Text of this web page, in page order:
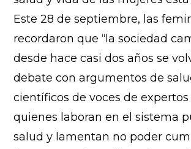
Este 28 de septiembre, las
recordaron que “la sociedad
desde hace casi dos años se
debate con argumentos de
científicos de voces de
quienes laboran en el sistema
salud y lamentan no poder